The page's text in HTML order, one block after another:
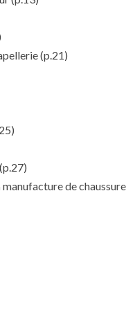
(p.21)
(p.27)
de